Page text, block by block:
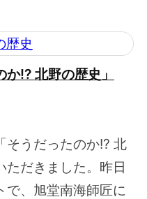
!? 北野の歴史」
そうだったのか!? 北
ただきました。昨日
で、旭堂南海師匠に